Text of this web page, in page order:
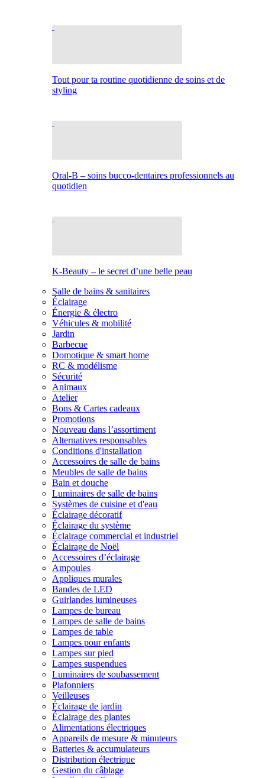
Tout pour ta routine quotidienne de soins et de
styling
Oral-B – soins bucco-dentaires professionnels au
quotidien
K-Beauty – le secret d’une belle peau
Salle de bains & sanitaires
Éclairage
Énergie & électro
Véhicules & mobilité
Jardin
Barbecue
Domotique & smart home
RC & modélisme
Sécurité
Animaux
Atelier
Bons & Cartes cadeaux
Promotions
Nouveau dans l’assortiment
Alternatives responsables
Conditions d'installation
Accessoires de salle de bains
Meubles de salle de bains
Bain et douche
Luminaires de salle de bains
Systèmes de cuisine et d'eau
Éclairage décoratif
Éclairage du système
Éclairage commercial et industriel
Éclairage de Noël
Accessoires d’éclairage
Ampoules
Appliques murales
Bandes de LED
Guirlandes lumineuses
Lampes de bureau
Lampes de salle de bains
Lampes de table
Lampes pour enfants
Lampes sur pied
Lampes suspendues
Luminaires de soubassement
Plafonniers
Veilleuses
Éclairage de jardin
Éclairage des plantes
Alimentations électriques
Appareils de mesure & minuteurs
Batteries & accumulateurs
Distribution électrique
Gestion du câblage